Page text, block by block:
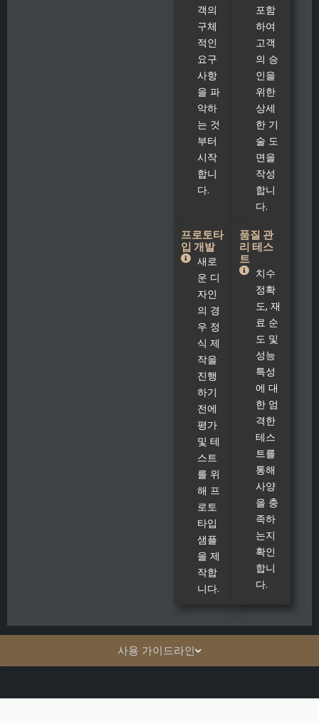
사용 가이드라인
객의
구체
적인
요구
사항
을 파
악하
는 것
부터
시작
합니
다.
포함
하여
고객
의 승
인을
위한
상세
한 기
술 도
면을
작성
합니
다.
프로토타
입 개발
새로
운 디
자인
의 경
우 정
식 제
작을
진행
하기
전에
평가
및 테
스트
를 위
해 프
로토
타입
샘플
을 제
작합
니다.
품질 관
리 테스
트
치수
정확
도, 재
료 순
도 및
성능
특성
에 대
한 엄
격한
테스
트를
통해
사양
을 충
족하
는지
확인
합니
다.